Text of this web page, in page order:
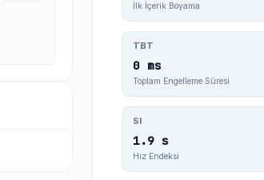
İlk İçerik Boyama
TBT
0 ms
Toplam Engelleme Süresi
SI
1.9 s
Hız Endeksi